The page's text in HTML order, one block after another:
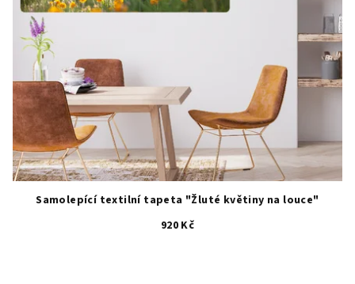
Samolepící textilní tapeta "Žluté květiny na louce"
920 Kč